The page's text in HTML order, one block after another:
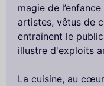
magie de
artistes, vêtus de
entraînent le
illustre d'exploits
La cuisine, au